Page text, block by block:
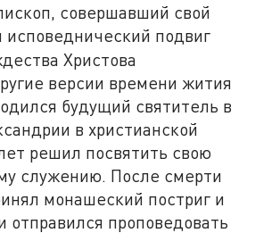
совершавший свой
исповеднический подвиг
Христова
версии времени жития
будущий святитель в
в христианской
решил посвятить свою
служению. После смерти
монашеский постриг и
проповедовать